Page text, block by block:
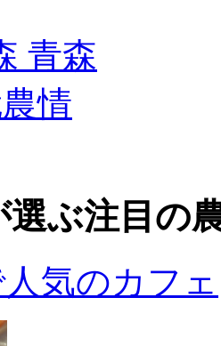
選ぶ注目の
気のカフェ